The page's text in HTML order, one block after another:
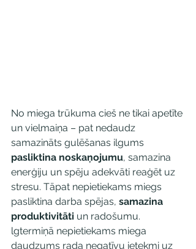
No miega trūkuma cieš ne tikai apetīte
un vielmaiņa – pat nedaudz
samazināts gulēšanas ilgums
pasliktina noskaņojumu, samazina
enerģiju un spēju adekvāti reaģēt uz
stresu. Tāpat nepietiekams miegs
pasliktina darba spējas, samazina
produktivitāti un radošumu.
lgtermiņā nepietiekams miega
daudzums rada negatīvu ietekmi uz